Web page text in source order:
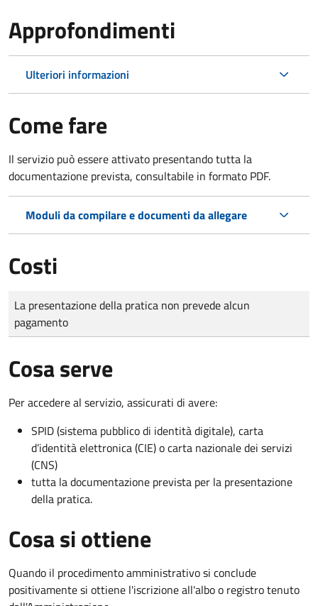
Approfondimenti
Ulteriori informazioni
Come fare
Il servizio può essere attivato presentando tutta la
documentazione prevista, consultabile in formato PDF.
Moduli da compilare e documenti da allegare
Costi
Tipo di pagamento
Importo
La presentazione della pratica non prevede alcun
pagamento
Cosa serve
Per accedere al servizio, assicurati di avere:
SPID (sistema pubblico di identità digitale), carta
d’identità elettronica (CIE) o carta nazionale dei servizi
(CNS)
tutta la documentazione prevista per la presentazione
della pratica.
Cosa si ottiene
Quando il procedimento amministrativo si conclude
positivamente si ottiene l'iscrizione all'albo o registro tenuto